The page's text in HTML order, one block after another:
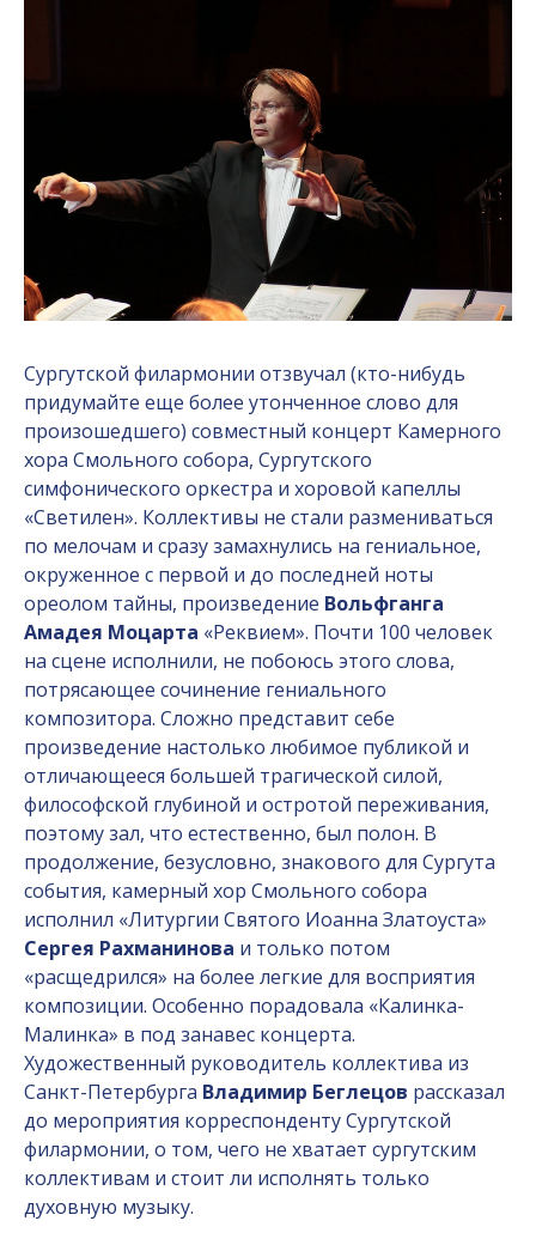
Сургутской филармонии отзвучал (кто-нибудь
придумайте еще более утонченное слово для
произошедшего) совместный концерт Камерного
хора Смольного собора, Сургутского
симфонического оркестра и хоровой капеллы
«Светилен». Коллективы не стали размениваться
по мелочам и сразу замахнулись на гениальное,
окруженное с первой и до последней ноты
ореолом тайны, произведение Вольфганга
Амадея Моцарта «Реквием». Почти 100 человек
на сцене исполнили, не побоюсь этого слова,
потрясающее сочинение гениального
композитора. Сложно представит себе
произведение настолько любимое публикой и
отличающееся большей трагической силой,
философской глубиной и остротой переживания,
поэтому зал, что естественно, был полон. В
продолжение, безусловно, знакового для Сургута
события, камерный хор Смольного собора
исполнил «Литургии Святого Иоанна Златоуста»
Сергея Рахманинова и только потом
«расщедрился» на более легкие для восприятия
композиции. Особенно порадовала «Калинка-
Малинка» в под занавес концерта.
Художественный руководитель коллектива из
Санкт-Петербурга Владимир Беглецов рассказал
до мероприятия корреспонденту Сургутской
филармонии, о том, чего не хватает сургутским
коллективам и стоит ли исполнять только
духовную музыку.